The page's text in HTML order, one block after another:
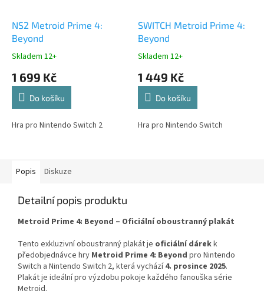
NS2 Metroid Prime 4:
Beyond
Skladem 12+
1 699 Kč
Do košíku
Hra pro Nintendo Switch 2
SWITCH Metroid Prime 4:
Beyond
Skladem 12+
1 449 Kč
Do košíku
Hra pro Nintendo Switch
Popis Diskuze
Detailní popis produktu
Metroid Prime 4: Beyond – Oficiální oboustranný plakát
Tento exkluzivní oboustranný plakát je oficiální dárekk
předobjednávce hry Metroid Prime 4: Beyond pro Nintendo
Switch a Nintendo Switch 2, která vychází4. prosince 2025.
Plakát je ideální pro výzdobu pokoje každého fanouška série
Metroid.